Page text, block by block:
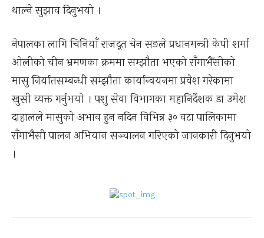
थाल्ने सुझाव दिनुभयो ।
नेपालका लागि चिनियाँ राजदूत चेन सङले प्रधानमन्त्री केपी शर्मा
ओलीको चीन भ्रमणका क्रममा सम्झौता भएको राँगाभैँसीको
मासु निर्यातसम्बन्धी सम्झौता कार्यान्वयनमा प्रवेश गरेकामा
खुसी व्यक्त गर्नुभयो । पशु सेवा विभागका महानिर्देशक डा उमेश
दाहालले मासुको अभाव हुन नदिन विभिन्न ३० वटा पालिकामा
राँगाभैसी पालन अभियान सञ्चालन गरिएको जानकारी दिनुभयो
।